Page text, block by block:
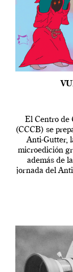
El Centro de
(CCCB) se
Anti-Gutter,
microedición
además de
jornada del